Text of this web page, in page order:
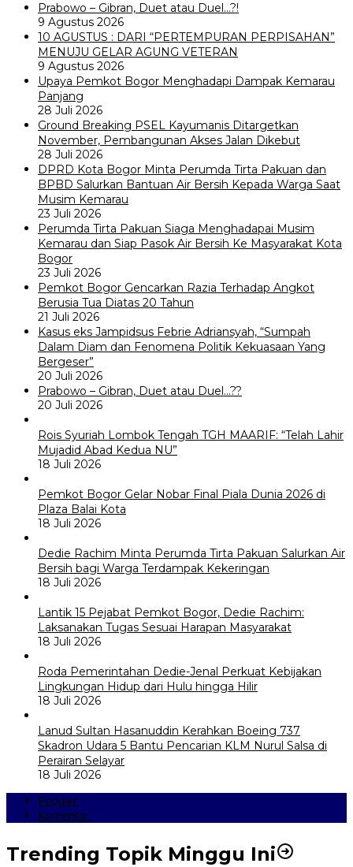
Prabowo – Gibran, Duet atau Duel…?!
9 Agustus 2026
10 AGUSTUS : DARI “PERTEMPURAN PERPISAHAN”
MENUJU GELAR AGUNG VETERAN
9 Agustus 2026
Upaya Pemkot Bogor Menghadapi Dampak Kemarau
Panjang
28 Juli 2026
Ground Breaking PSEL Kayumanis Ditargetkan
November, Pembangunan Akses Jalan Dikebut
28 Juli 2026
DPRD Kota Bogor Minta Perumda Tirta Pakuan dan
BPBD Salurkan Bantuan Air Bersih Kepada Warga Saat
Musim Kemarau
23 Juli 2026
Perumda Tirta Pakuan Siaga Menghadapai Musim
Kemarau dan Siap Pasok Air Bersih Ke Masyarakat Kota
Bogor
23 Juli 2026
Pemkot Bogor Gencarkan Razia Terhadap Angkot
Berusia Tua Diatas 20 Tahun
21 Juli 2026
Kasus eks Jampidsus Febrie Adriansyah, “Sumpah
Dalam Diam dan Fenomena Politik Kekuasaan Yang
Bergeser”
20 Juli 2026
Prabowo – Gibran, Duet atau Duel…??
20 Juli 2026
Rois Syuriah Lombok Tengah TGH MAARIF: “Telah Lahir
Mujadid Abad Kedua NU”
18 Juli 2026
Pemkot Bogor Gelar Nobar Final Piala Dunia 2026 di
Plaza Balai Kota
18 Juli 2026
Dedie Rachim Minta Perumda Tirta Pakuan Salurkan Air
Bersih bagi Warga Terdampak Kekeringan
18 Juli 2026
Lantik 15 Pejabat Pemkot Bogor, Dedie Rachim:
Laksanakan Tugas Sesuai Harapan Masyarakat
18 Juli 2026
Roda Pemerintahan Dedie-Jenal Perkuat Kebijakan
Lingkungan Hidup dari Hulu hingga Hilir
18 Juli 2026
Lanud Sultan Hasanuddin Kerahkan Boeing 737
Skadron Udara 5 Bantu Pencarian KLM Nurul Salsa di
Perairan Selayar
18 Juli 2026
Populer
Komentar
Trending Topik Minggu Ini